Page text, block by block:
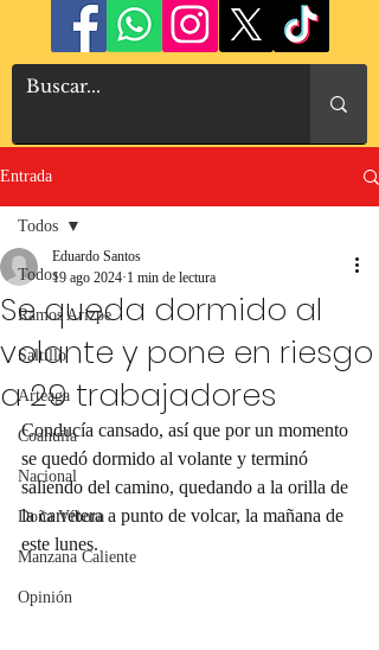
Entrada
Todos
Ramos Arizpe
Saltillo
Arteaga
Coahuila
Nacional
Doña Víbora
Manzana Caliente
Opinión
Todos
Se queda dormido al
volante y pone en riesgo
a 29 trabajadores
Eduardo Santos
19 ago 2024 1 min de lectura
Conducía cansado, así que por un momento
se quedó dormido al volante y terminó
saliendo del camino, quedando a la orilla de
la carretera a punto de volcar, la mañana de
este lunes.